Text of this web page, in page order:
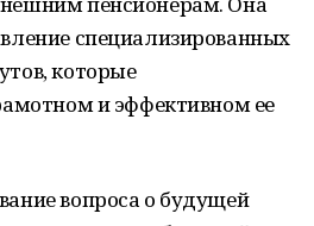
специализированных
которые
и эффективном ее
вопроса о будущей